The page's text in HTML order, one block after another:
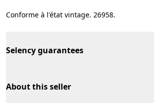
Conforme à l'état vintage. 26958.
Selency guarantees
About this seller